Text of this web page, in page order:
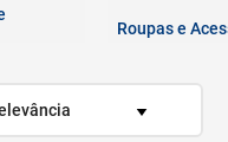
Roupas e
ração úmida